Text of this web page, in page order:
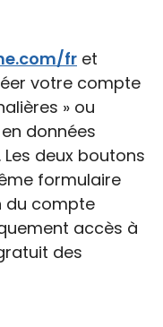
fr et
votre compte
» ou
données
deux boutons
formulaire
du compte
accès à
des